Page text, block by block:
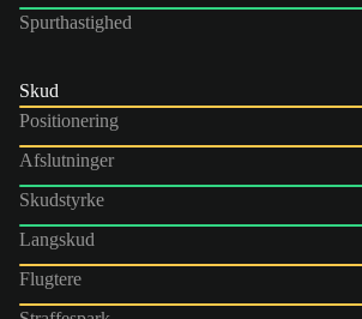
Spurthastighed
Skud
Positionering
Afslutninger
Skudstyrke
Langskud
Flugtere